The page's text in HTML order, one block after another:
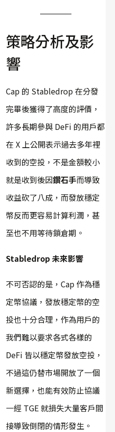
策略分析及影
響
Cap 的 Stabledrop 在分發
完畢後獲得了高度的評價，
許多長期參與 DeFi 的用戶都
在 X 上公開表示過去多年裡
收到的空投，不是金額較小
就是收到後因鑽石手而導致
收益砍了八成，而發放穩定
幣反而更容易計算利潤，甚
至也不用等待鎖倉期。
Stabledrop 未來影響
不可否認的是，Cap 作為穩
定幣協議，發放穩定幣的空
投也十分合理，作為用戶的
我們難以要求各式各樣的
DeFi 皆以穩定幣發放空投，
不過這仍替市場開放了一個
新選擇，也能有效防止協議
一經 TGE 就損失大量客戶間
接導致倒閉的情形發生。